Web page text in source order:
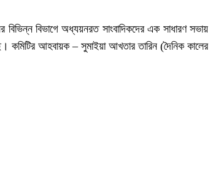
বিভিন্ন বিভাগে অধ্যয়নরত সাংবাদিকদের এক সাধারণ সভায়
কমিটির আহবায়ক – সুমাইয়া আখতার তারিন (দৈনিক কালের